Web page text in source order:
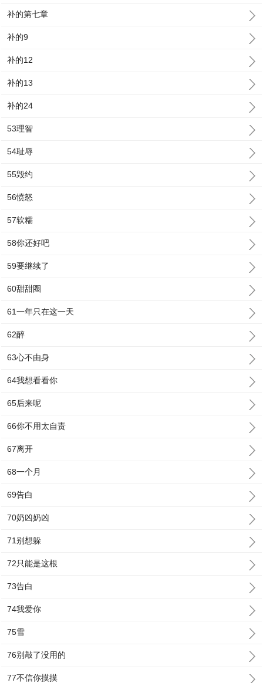
补的第七章
补的9
补的12
补的13
补的24
53理智
54耻辱
55毁约
56愤怒
57软糯
58你还好吧
59要继续了
60甜甜圈
61一年只在这一天
62醉
63心不由身
64我想看看你
65后来呢
66你不用太自责
67离开
68一个月
69告白
70奶凶奶凶
71别想躲
72只能是这根
73告白
74我爱你
75雪
76别敲了没用的
77不信你摸摸